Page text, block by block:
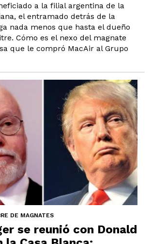
a la filial argentina de la
el entramado detrás de la
nada menos que hasta el dueño
Cómo es el nexo del magnate
que le compró MacAir al Grupo
DE MAGNATES
se reunió con Donald